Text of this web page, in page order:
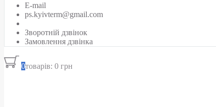
E-mail
ps.kyivterm@gmail.com
Зворотній дзвінок
Замовлення дзвінка
0товарів: 0 грн